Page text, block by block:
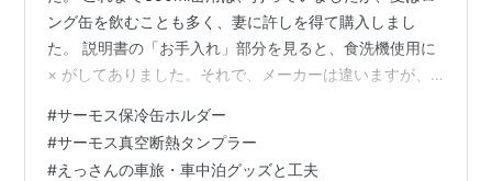
ング缶を飲むことも多く、妻に許しを得て購入しまし
た。 説明書の「お手入れ」部分を見ると、食洗機使用に
× がしてありました。それで、メーカーは違いますが、
た。 次の写真は、以前から持っていた350ml缶用のホル
ダー（左側）です。 左側が350ml缶用ホルダー 次の写真
#サーモス保冷缶ホルダー
#サーモス真空断熱タンプラー
#えっさんの車旅・車中泊グッズと工夫